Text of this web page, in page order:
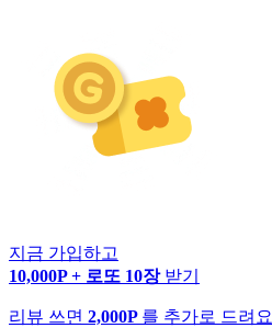
지금 가입하고
10,000P + 로또 10장 받기
리뷰 쓰면 2,000P 를 추가로 드려요